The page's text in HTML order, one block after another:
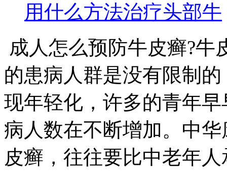
用什么方法治疗头部牛
成人怎么预防牛皮癣?牛
的患病人群是没有限制
现年轻化，许多的青年
病人数在不断增加。中
皮癣，往往要比中老年